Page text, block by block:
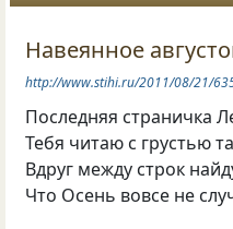
Навеянное
http://www.stihi.ru/2011/08/21/
Последняя страничка
Тебя читаю с грустью
Вдруг между строк
Что Осень вовсе не